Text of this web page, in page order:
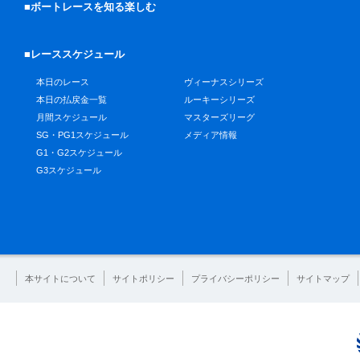
■ボートレースを知る楽しむ
■レーススケジュール
本日のレース
本日の払戻金一覧
月間スケジュール
SG・PG1スケジュール
G1・G2スケジュール
G3スケジュール
ヴィーナスシリーズ
ルーキーシリーズ
マスターズリーグ
メディア情報
本サイトについて サイトポリシー プライバシーポリシー サイトマップ